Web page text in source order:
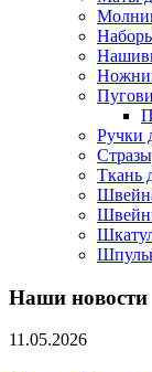
Ручки
Ткань
Наши новости
11.05.2026